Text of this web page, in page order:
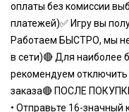
оплаты без комиссии
платежей)✅ Игру вы
Работаем БЫСТРО, мы
в сети)🔴 Для наиболее
рекомендуем
заказа🔴 ПОСЛЕ
• Отправьте 16-значный